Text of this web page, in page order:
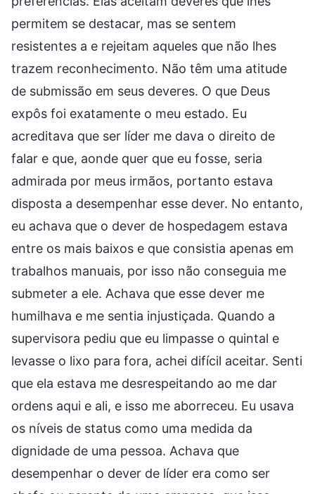
permitem se destacar, mas se sentem
resistentes a e rejeitam aqueles que não lhes
trazem reconhecimento. Não têm uma atitude
de submissão em seus deveres. O que Deus
expôs foi exatamente o meu estado. Eu
acreditava que ser líder me dava o direito de
falar e que, aonde quer que eu fosse, seria
admirada por meus irmãos, portanto estava
disposta a desempenhar esse dever. No entanto,
eu achava que o dever de hospedagem estava
entre os mais baixos e que consistia apenas em
trabalhos manuais, por isso não conseguia me
submeter a ele. Achava que esse dever me
humilhava e me sentia injustiçada. Quando a
supervisora pediu que eu limpasse o quintal e
levasse o lixo para fora, achei difícil aceitar. Senti
que ela estava me desrespeitando ao me dar
ordens aqui e ali, e isso me aborreceu. Eu usava
os níveis de status como uma medida da
dignidade de uma pessoa. Achava que
desempenhar o dever de líder era como ser